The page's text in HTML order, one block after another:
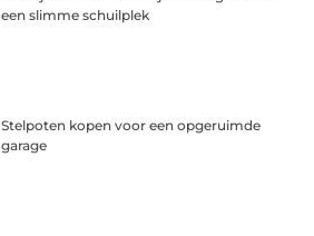
een slimme schuilplek
Stelpoten kopen voor een opgeruimde
garage